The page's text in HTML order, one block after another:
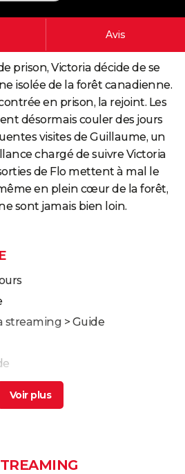
Avis
prison, Victoria décide de se
isolée de la forêt canadienne.
en prison, la rejoint. Les
désormais couler des jours
visites de Guillaume, un
chargé de suivre Victoria
de Flo mettent à mal le
en plein cœur de la forêt,
sont jamais bien loin.
streaming > Guide
épique", "expérience
? L'avis des critiques